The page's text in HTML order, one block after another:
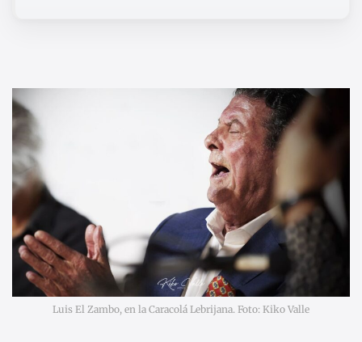
Luis El Zambo, en la Caracolá Lebrijana. Foto: Kiko Valle